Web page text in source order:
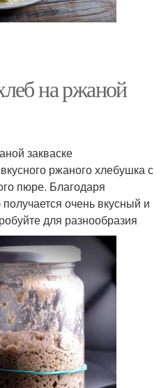
на ржаной
закваске
ржаного хлебушка с
пюре. Благодаря
очень вкусный и
для разнообразия